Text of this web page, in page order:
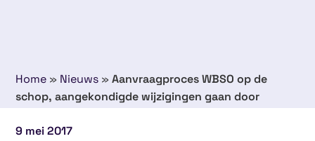
Home » Nieuws »Aanvraagproces WBSO op de
schop, aangekondigde wijzigingen gaan door
9 mei 2017